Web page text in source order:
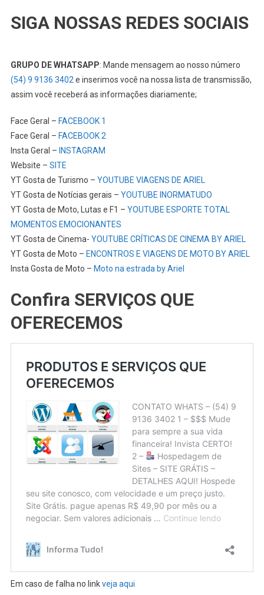
SIGA NOSSAS REDES SOCIAIS
GRUPO DE WHATSAPP: Mande mensagem ao nosso número
(54) 9 9136 3402e inserimos você na nossa lista de transmissão,
assim você receberá as informações diariamente;
Face Geral – FACEBOOK 1
Face Geral – FACEBOOK 2
Insta Geral – INSTAGRAM
Website – SITE
YT Gosta de Turismo – YOUTUBE VIAGENS DE ARIEL
YT Gosta de Notícias gerais – YOUTUBE INORMATUDO
YT Gosta de Moto, Lutas e F1 – YOUTUBE ESPORTE TOTAL
MOMENTOS EMOCIONANTES
YT Gosta de Cinema- YOUTUBE CRÍTICAS DE CINEMA BY ARIEL
YT Gosta de Moto – ENCONTROS E VIAGENS DE MOTO BY ARIEL
Insta Gosta de Moto – Moto na estrada by Ariel
Confira SERVIÇOS QUE
OFERECEMOS
Em caso de falha no linkveja aqui